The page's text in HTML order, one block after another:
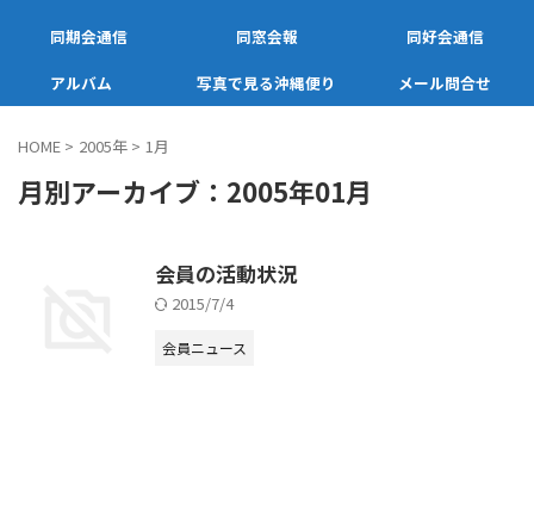
同期会通信 同窓会報 同好会通信
アルバム 写真で見る沖縄便り メール問合せ
HOME > 2005年 > 1月
月別アーカイブ：2005年01月
会員の活動状況
2015/7/4
会員ニュース